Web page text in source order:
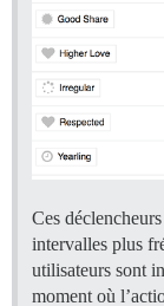
Ces
intervalles plus
utilisateurs sont
moment où